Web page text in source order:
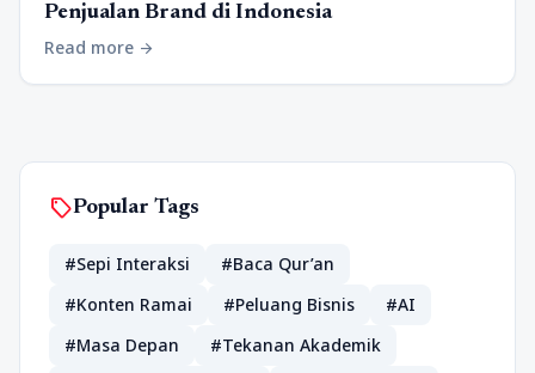
Penjualan Brand di Indonesia
Read more arrow_forward
sellPopular Tags
#Sepi Interaksi
#Baca Qur’an
#Konten Ramai
#Peluang Bisnis
#AI
#Masa Depan
#Tekanan Akademik